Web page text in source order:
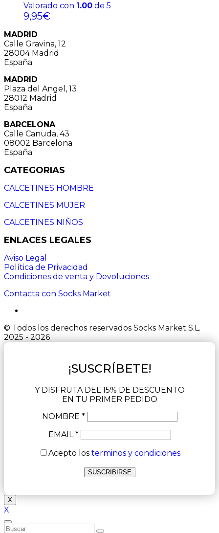
Valorado con 1.00 de 5
9,95€
MADRID
Calle Gravina, 12
28004 Madrid
España
MADRID
Plaza del Angel, 13
28012 Madrid
España
BARCELONA
Calle Canuda, 43
08002 Barcelona
España
CATEGORIAS
CALCETINES HOMBRE
CALCETINES MUJER
CALCETINES NIÑOS
ENLACES LEGALES
Aviso Legal
Política de Privacidad
Condiciones de venta y Devoluciones
Contacta con Socks Market
© Todos los derechos reservados Socks Market S.L.
2025 - 2026
¡SUSCRÍBETE!
Y DISFRUTA DEL 15% DE DESCUENTO
EN TU PRIMER PEDIDO
NOMBRE *
EMAIL *
Acepto los terminos y condiciones
X
X